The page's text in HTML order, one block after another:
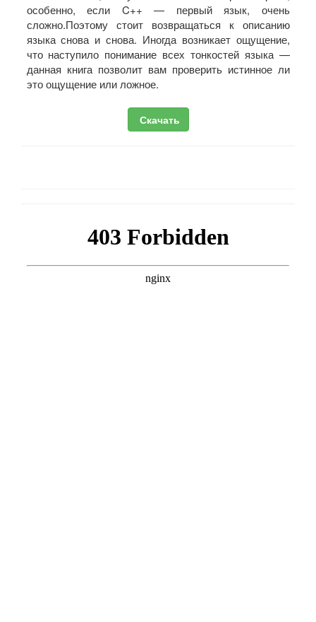
особенно, если C++ — первый язык, очень
сложно.Поэтому стоит возвращаться к описанию
языка снова и снова. Иногда возникает ощущение,
что наступило понимание всех тонкостей языка —
данная книга позволит вам проверить истинное ли
это ощущение или ложное.
Скачать